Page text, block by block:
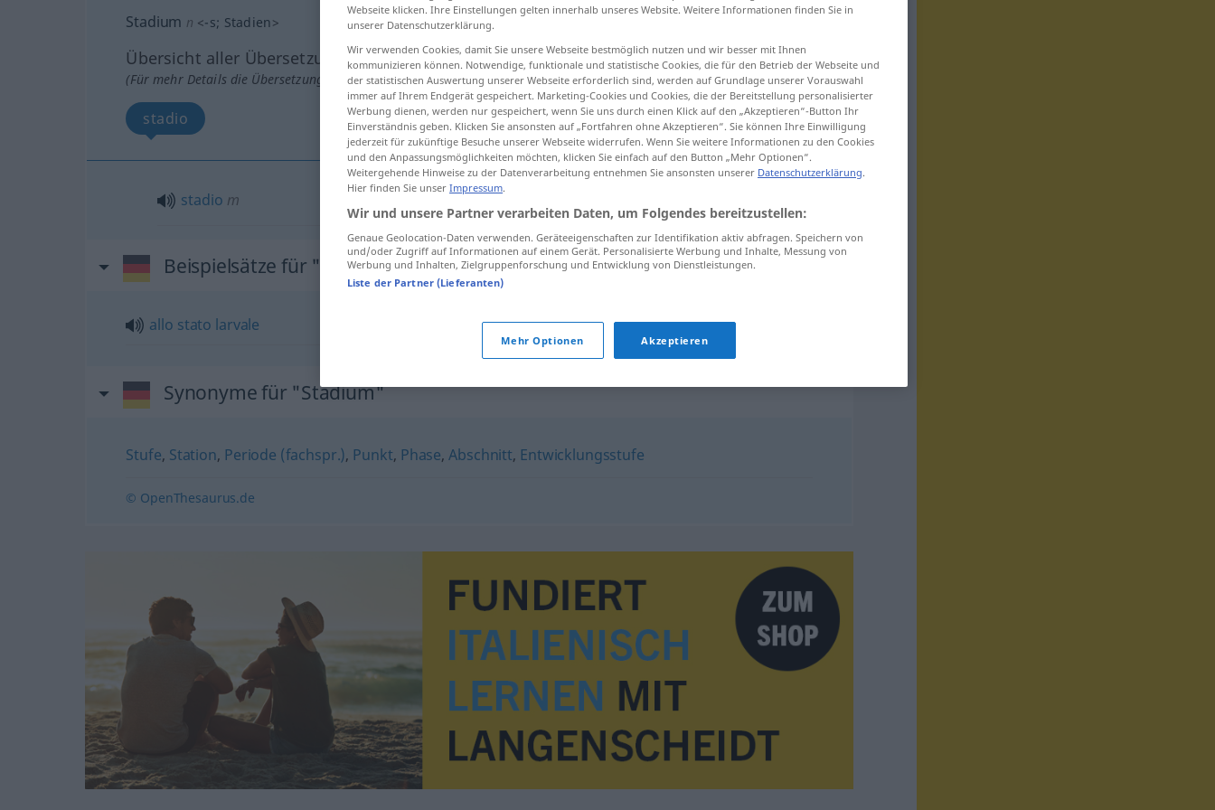
Stadium n <-s; Stadien>
Übersicht aller Übersetzungen
(Für mehr Details die Übersetzung anklicken/antippen)
stadio
stadio m
Beispielsätze für "Stadium"
allo stato larvale im -en Stadium
Synonyme für "Stadium"
Stufe, Station, Periode (fachspr.), Punkt, Phase,Abschnitt, Entwicklungsstufe
© OpenThesaurus.de
Webseite klicken. Ihre Einstellungen gelten innerhalb unseres Website. Weitere Informationen finden Sie in
unserer Datenschutzerklärung.
Wir verwenden Cookies, damit Sie unsere Webseite bestmöglich nutzen und wir besser mit Ihnen
kommunizieren können. Notwendige, funktionale und statistische Cookies, die für den Betrieb der Webseite und
der statistischen Auswertung unserer Webseite erforderlich sind, werden auf Grundlage unserer Vorauswahl
immer auf Ihrem Endgerät gespeichert. Marketing-Cookies und Cookies, die der Bereitstellung personalisierter
Werbung dienen, werden nur gespeichert, wenn Sie uns durch einen Klick auf den „Akzeptieren“-Button Ihr
Einverständnis geben. Klicken Sie ansonsten auf „Fortfahren ohne Akzeptieren“. Sie können Ihre Einwilligung
jederzeit für zukünftige Besuche unserer Webseite widerrufen. Wenn Sie weitere Informationen zu den Cookies
und den Anpassungsmöglichkeiten möchten, klicken Sie einfach auf den Button „Mehr Optionen“.
Weitergehende Hinweise zu der Datenverarbeitung entnehmen Sie ansonsten unserer Datenschutzerklärung.
Hier finden Sie unser Impressum.
Wir und unsere Partner verarbeiten Daten, um Folgendes bereitzustellen:
Genaue Geolocation-Daten verwenden. Geräteeigenschaften zur Identifikation aktiv abfragen. Speichern von
und/oder Zugriff auf Informationen auf einem Gerät. Personalisierte Werbung und Inhalte, Messung von
Werbung und Inhalten, Zielgruppenforschung und Entwicklung von Dienstleistungen.
Liste der Partner (Lieferanten)
Mehr Optionen Akzeptieren